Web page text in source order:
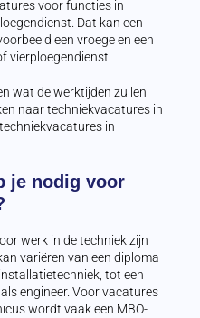
voor functies in
Dat kan een
een vroege en een
vierploegendienst.
wat de werktijden zullen
naar techniekvacatures in
in
je nodig voor
werk in de techniek zijn
variëren van een diploma
tot een
engineer. Voor vacatures
wordt vaak een MBO-